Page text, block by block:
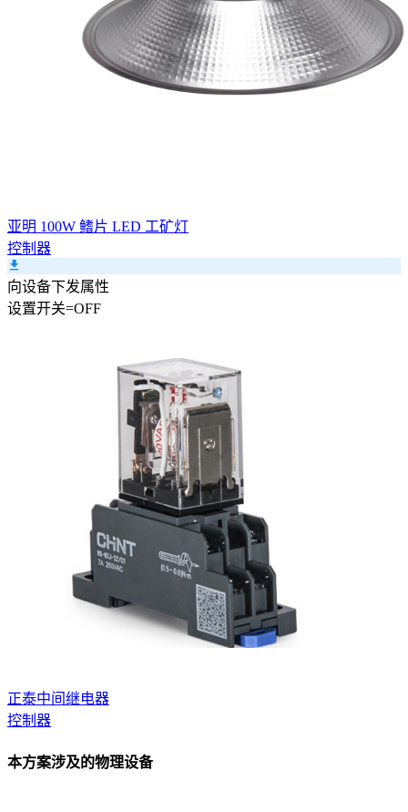
亚明 100W 鳍片 LED 工矿灯
控制器
向设备下发属性
设置开关=OFF
正泰中间继电器
控制器
本方案涉及的物理设备